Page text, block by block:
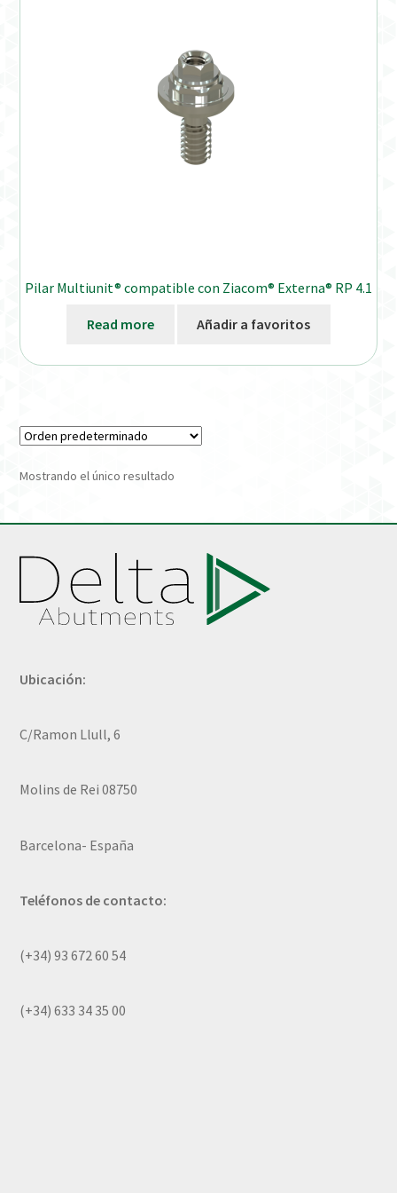
On-line Store
Productos Favoritos
Verification Required
Pilar Multiunit® compatible con Ziacom® Externa® RP 4.1
Read more Añadir a favoritos
Mostrando el único resultado
Ubicación:
C/Ramon Llull, 6
Molins de Rei 08750
Barcelona- España
Teléfonos de contacto:
(+34) 93 672 60 54
(+34) 633 34 35 00